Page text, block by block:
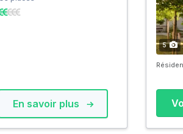
En savoir plus
5